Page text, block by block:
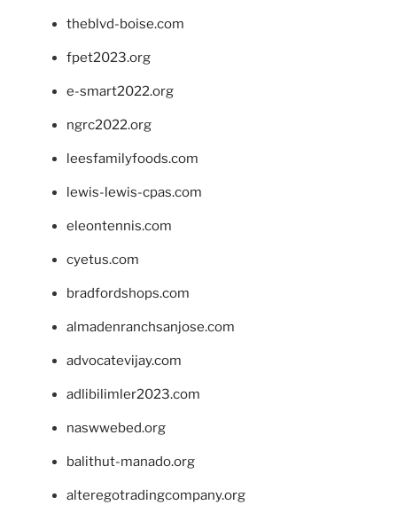
theblvd-boise.com
fpet2023.org
e-smart2022.org
ngrc2022.org
leesfamilyfoods.com
lewis-lewis-cpas.com
eleontennis.com
cyetus.com
bradfordshops.com
almadenranchsanjose.com
advocatevijay.com
adlibilimler2023.com
naswwebed.org
balithut-manado.org
alteregotradingcompany.org